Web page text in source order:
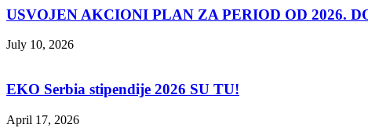
USVOJEN AKCIONI PLAN ZA PERIOD OD 2026.
July 10, 2026
EKO Serbia stipendije 2026 SU TU!
April 17, 2026